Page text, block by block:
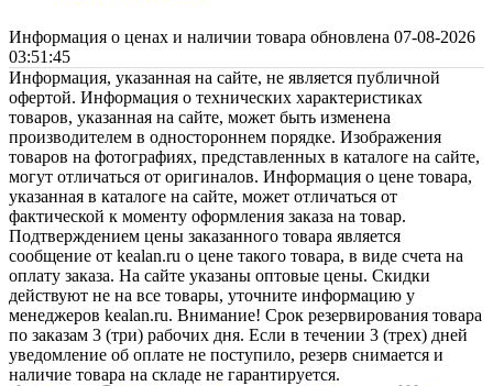
Информация о ценах и наличии товара обновлена 07-08-2026
03:51:45
Информация, указанная на сайте, не является публичной
офертой. Информация о технических характеристиках
товаров, указанная на сайте, может быть изменена
производителем в одностороннем порядке. Изображения
товаров на фотографиях, представленных в каталоге на сайте,
могут отличаться от оригиналов. Информация о цене товара,
указанная в каталоге на сайте, может отличаться от
фактической к моменту оформления заказа на товар.
Подтверждением цены заказанного товара является
сообщение от kealan.ru о цене такого товара, в виде счета на
оплату заказа. На сайте указаны оптовые цены. Скидки
действуют не на все товары, уточните информацию у
менеджеров kealan.ru. Внимание! Срок резервирования товара
по заказам 3 (три) рабочих дня. Если в течении 3 (трех) дней
уведомление об оплате не поступило, резерв снимается и
наличие товара на складе не гарантируется.